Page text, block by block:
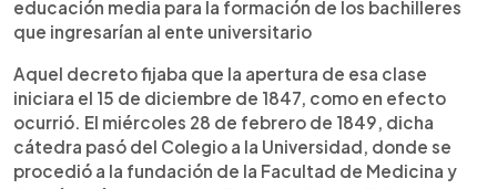
educación media para la formación de los bachilleres
que ingresarían al ente universitario
Aquel decreto fijaba que la apertura de esa clase
iniciara el 15 de diciembre de 1847, como en efecto
ocurrió. El miércoles 28 de febrero de 1849, dicha
cátedra pasó del Colegio a la Universidad, donde se
procedió a la fundación de la Facultad de Medicina y